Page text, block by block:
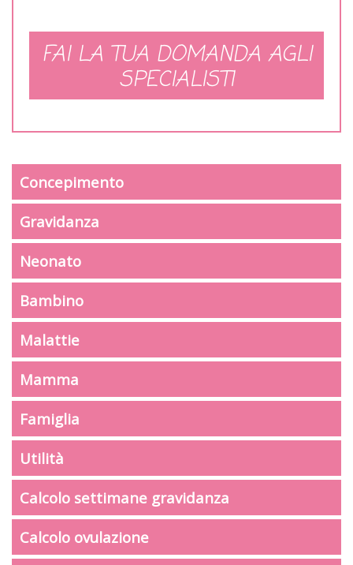
FAI LA TUA DOMANDA AGLI
SPECIALISTI
Concepimento
Gravidanza
Neonato
Bambino
Malattie
Mamma
Famiglia
Utilità
Calcolo settimane gravidanza
Calcolo ovulazione